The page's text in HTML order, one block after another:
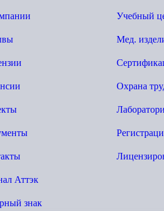
Аттэк
знак
Учебный
Мед.
Охрана